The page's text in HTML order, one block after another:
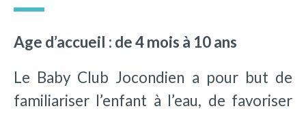
Age d’accueil : de 4 mois à 10 ans
Le Baby Club Jocondien a pour but de
familiariser l’enfant à l’eau, de favoriser